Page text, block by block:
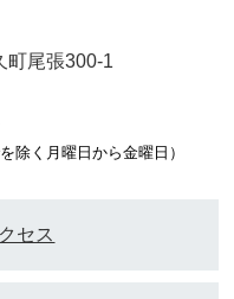
尾張300-1
除く月曜日から金曜日）
セス